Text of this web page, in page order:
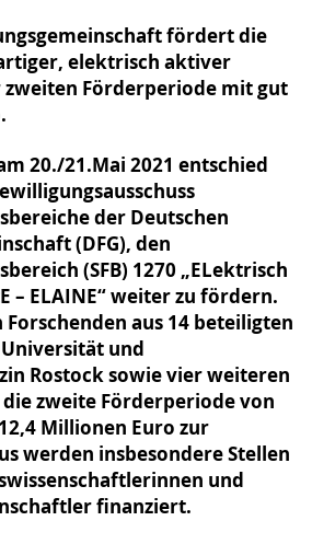
fördert die
elektrisch aktiver
Förderperiode mit gut
20./21.Mai 2021 entschied
der Deutschen
(DFG), den
(SFB) 1270 „ELektrisch
– ELAINE“ weiter zu fördern.
aus 14 beteiligten
und
Rostock sowie vier weiteren
zweite Förderperiode von
Millionen Euro zur
werden insbesondere Stellen
und
finanziert.